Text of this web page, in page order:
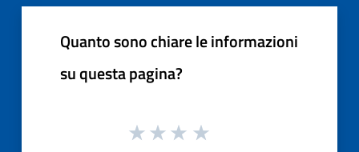
Quanto sono chiare le informazioni
su questa pagina?